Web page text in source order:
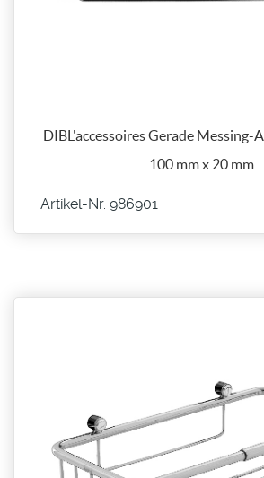
DIBL'accessoires Gerade Messing-
100 mm x 20 mm
Artikel-Nr. 986901